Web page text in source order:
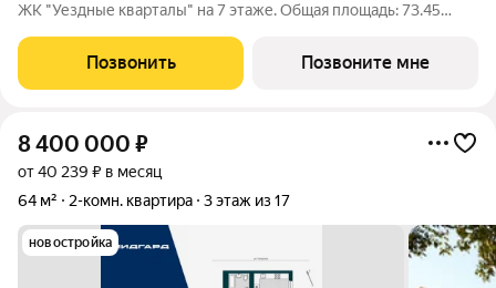
ЖК "Уездные кварталы" на 7 этаже. Общая площадь: 73.45
20.64 кв.м. Квартира угловая, очень светлая, естественная
вентиляция при
Позвонить Позвоните мне
8 400 000 ₽
от 40 239 ₽ в месяц
64 м²
2-комн. квартира 3 этаж из 17
новостройка